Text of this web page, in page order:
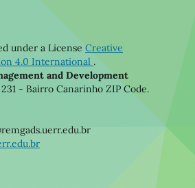
under a License Creative
4.0 International .
and Development
- Bairro Canarinho ZIP Code.